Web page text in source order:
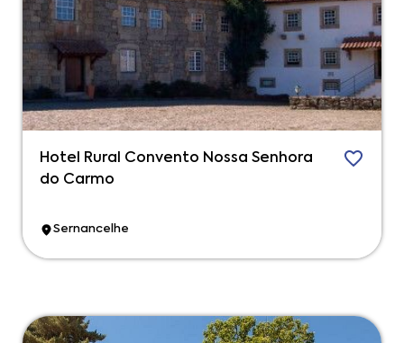
Hotel Rural Convento Nossa Senhora
do Carmo
Sernancelhe